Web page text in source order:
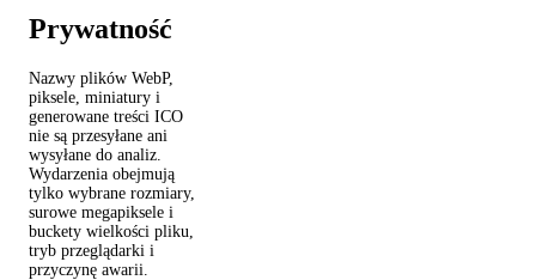
Prywatność
Nazwy plików WebP,
piksele, miniatury i
generowane treści ICO
nie są przesyłane ani
wysyłane do analiz.
Wydarzenia obejmują
tylko wybrane rozmiary,
surowe megapiksele i
buckety wielkości pliku,
tryb przeglądarki i
przyczynę awarii.